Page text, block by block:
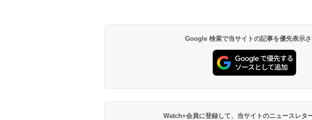
Google 検索で当サイトの記事を優先表示
Watch+会員に登録して、当サイトのニュースレタ